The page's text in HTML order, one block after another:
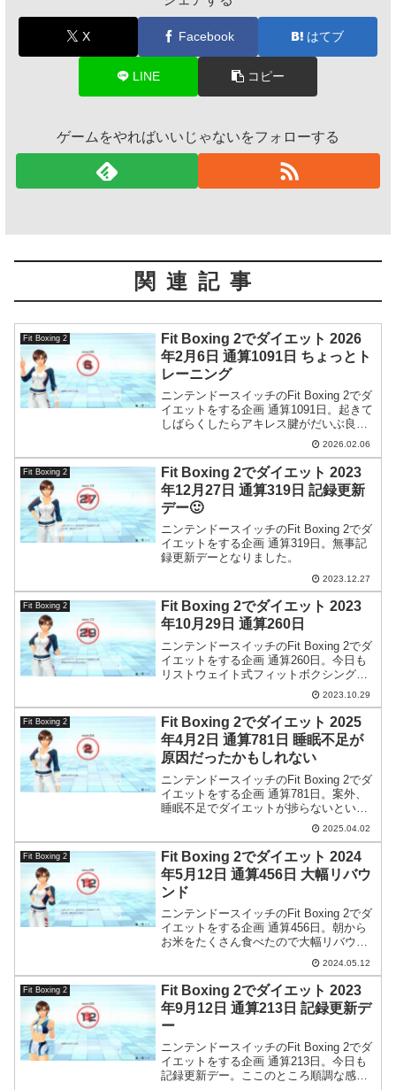
X Facebook はてブ
LINE コピー
ゲームをやればいいじゃないをフォローする
関連記事
Fit Boxing 2
Fit Boxing 2でダイエット 2026
年2月6日 通算1091日 ちょっとト
レーニング
ニンテンドースイッチのFit Boxing 2でダ
イエットをする企画 通算1091日。起きて
しばらくしたらアキレス腱がだいぶ良く
なったので、とりあえずフィットボクシ
ングとミノタウロスコンプレックスを少
しだけやりました。
2026.02.06
Fit Boxing 2
Fit Boxing 2でダイエット 2023
年12月27日 通算319日 記録更新
デー🙂
ニンテンドースイッチのFit Boxing 2でダ
イエットをする企画 通算319日。無事記
録更新デーとなりました。
2023.12.27
Fit Boxing 2
Fit Boxing 2でダイエット 2023
年10月29日 通算260日
ニンテンドースイッチのFit Boxing 2でダ
イエットをする企画 通算260日。今日も
リストウェイト式フィットボクシングを
やりましたが、簡易に手首に巻くタイプ
は強く締め付けないといけないので血行
障害にならないかちょっと不安です。
2023.10.29
Fit Boxing 2
Fit Boxing 2でダイエット 2025
年4月2日 通算781日 睡眠不足が
原因だったかもしれない
ニンテンドースイッチのFit Boxing 2でダ
イエットをする企画 通算781日。案外、
睡眠不足でダイエットが捗らないという
のは本当なのかもしれません。睡眠時間
を増やしたら急に体重が減り始めまし
た。
2025.04.02
Fit Boxing 2
Fit Boxing 2でダイエット 2024
年5月12日 通算456日 大幅リバウ
ンド
ニンテンドースイッチのFit Boxing 2でダ
イエットをする企画 通算456日。朝から
お米をたくさん食べたので大幅リバウン
2024.05.12
Fit Boxing 2
Fit Boxing 2でダイエット 2023
年9月12日 通算213日 記録更新デ
ー
ニンテンドースイッチのFit Boxing 2でダ
イエットをする企画 通算213日。今日も
記録更新デー。ここのところ順調な感じ